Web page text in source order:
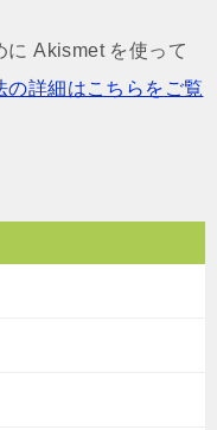
に Akismet を使って
の詳細はこちらをご覧